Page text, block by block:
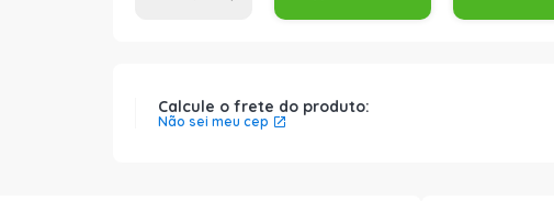
Calcule o frete do produto:
Não sei meu cep